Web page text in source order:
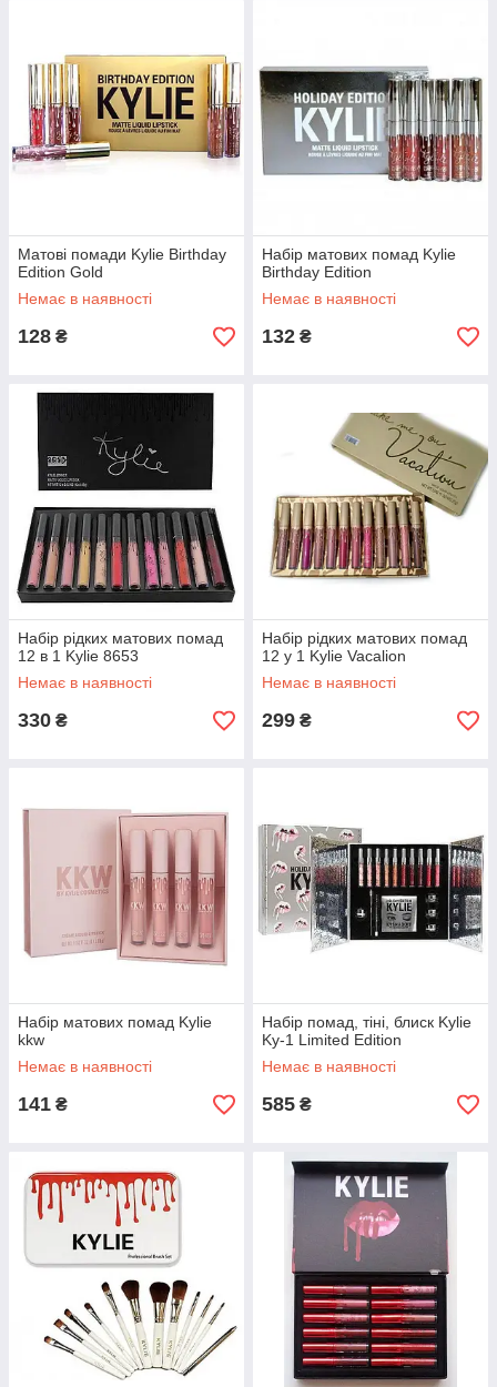
Матові помади Kylie Birthday
Edition Gold
Немає в наявності
128 ₴
Набір матових помад Kylie
Birthday Edition
Немає в наявності
132 ₴
Набір рідких матових помад
12 в 1 Kylie 8653
Немає в наявності
330 ₴
Набір рідких матових помад
12 у 1 Kylie Vacalion
Немає в наявності
299 ₴
Набір матових помад Kylie
kkw
Немає в наявності
141 ₴
Набір помад, тіні, блиск Kylie
Ky-1 Limited Edition
Немає в наявності
585 ₴